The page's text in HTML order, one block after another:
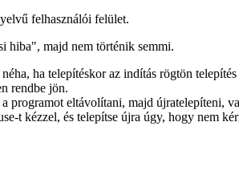
felhasználói felület.
hiba", majd nem történik semmi.
ha telepítéskor az indítás rögtön telepítés
rendbe jön.
programot eltávolítani, majd újratelepíteni,
t kézzel, és telepítse újra úgy, hogy nem